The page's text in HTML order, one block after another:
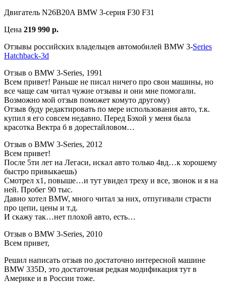
Двигатель N26B20A BMW 3-серия F30 F31
Цена 219 990 р.
Отзывы российских владельцев автомобилей BMW 3-Series
Hatchback-3d
Отзыв о BMW 3-Series, 1991
Всем привет! Раньше не писал ничего про свои машины, но
все чаще сам читал чужие отзывы и они мне помогали.
Возможно мой отзыв поможет комуто другому)
Отзыв буду редактировать по мере использования авто, т.к.
купил я его совсем недавно. Перед Бэхой у меня была
красотка Вектра б в дорестайловом…
Отзыв о BMW 3-Series, 2012
Всем привет!
После 5ти лет на Легаси, искал авто только 4вд…к хорошему
быстро привыкаешь)
Смотрел х1, повыше…и тут увидел треху и все, звонок и я на
ней. Пробег 90 тыс.
Давно хотел BMW, много читал за них, отпугивали страсти
про цепи, цены и т.д.
И скажу так…нет плохой авто, есть…
Отзыв о BMW 3-Series, 2010
Всем привет,
Решил написать отзыв по достаточно интересной машине
BMW 335D, это достаточная редкая модификация тут в
Америке и в России тоже.